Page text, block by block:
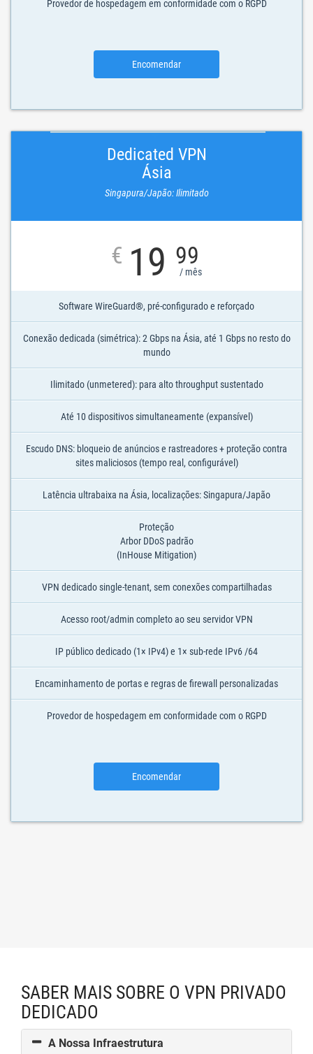
Provedor de hospedagem em conformidade com o RGPD
Encomendar
Dedicated VPN
Ásia
Singapura/Japão: Ilimitado
€ 19 99
/ mês
Software WireGuard®, pré-configurado e reforçado
Conexão dedicada (simétrica): 2 Gbps na Ásia, até 1 Gbps no resto do
mundo
Ilimitado (unmetered): para alto throughput sustentado
Até 10 dispositivos simultaneamente (expansível)
Escudo DNS: bloqueio de anúncios e rastreadores + proteção contra
sites maliciosos (tempo real, configurável)
Latência ultrabaixa na Ásia, localizações: Singapura/Japão
Proteção
Arbor DDoS padrão
(InHouse Mitigation)
VPN dedicado single-tenant, sem conexões compartilhadas
Acesso root/admin completo ao seu servidor VPN
IP público dedicado (1× IPv4) e 1× sub-rede IPv6 /64
Encaminhamento de portas e regras de firewall personalizadas
Provedor de hospedagem em conformidade com o RGPD
Encomendar
SABER MAIS SOBRE O VPN PRIVADO
DEDICADO
A Nossa Infraestrutura